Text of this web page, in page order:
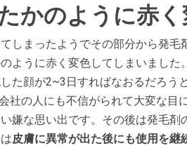
かのように赤く
しまったようでその部分から発毛
ように赤く変色してしまいました
た顔が2~3日すればなおるだろう
社の人にも不信がられて大変な目
嫌な思い出です。その後は発毛剤
皮膚に異常が出た後にも使用を継